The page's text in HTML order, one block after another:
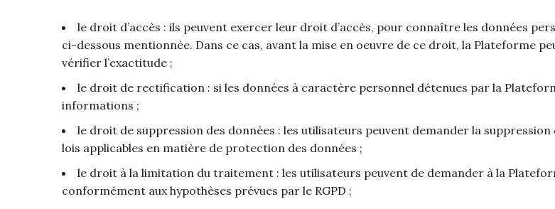
le droit d’accès : ils peuvent exercer leur droit d’accès, pour connaître les données
ci-dessous mentionnée. Dans ce cas, avant la mise en oeuvre de ce droit, la Plateforme
vérifier l’exactitude ;
le droit de rectification : si les données à caractère personnel détenues par la
informations ;
le droit de suppression des données : les utilisateurs peuvent demander la
lois applicables en matière de protection des données ;
le droit à la limitation du traitement : les utilisateurs peuvent de demander à la
conformément aux hypothèses prévues par le RGPD ;